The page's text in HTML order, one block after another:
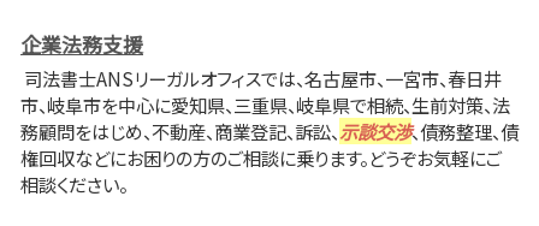
企業法務支援
司法書士ANSリーガルオフィスでは、名古屋市、一宮市、春日井
市、岐阜市を中心に愛知県、三重県、岐阜県で相続、生前対策、法
務顧問をはじめ、不動産、商業登記、訴訟、示談交渉、債務整理、債
権回収などにお困りの方のご相談に乗ります。どうぞお気軽にご
相談ください。